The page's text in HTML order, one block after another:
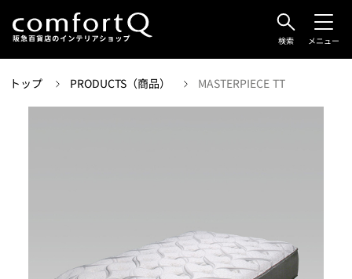
検索 メニュー
トップ PRODUCTS（商品） MASTERPIECE TT